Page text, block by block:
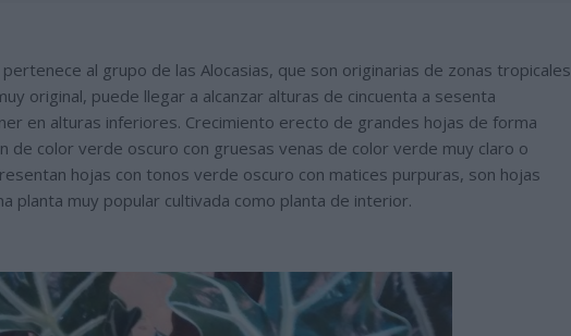
pertenece al grupo de las Alocasias, que son originarias de zonas tropicales
original, puede llegar a alcanzar alturas de cincuenta a sesenta
en alturas inferiores. Crecimiento erecto de grandes hojas de forma
de color verde oscuro con gruesas venas de color verde muy claro o
hojas con tonos verde oscuro con matices purpuras, son hojas
planta muy popular cultivada como planta de interior.